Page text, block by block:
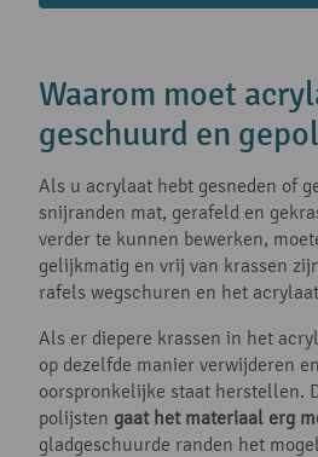
Waarom moet
geschuurd en
Als u acrylaat hebt gesneden of
snijranden mat, gerafeld en
verder te kunnen bewerken,
gelijkmatig en vrij van krassen
rafels wegschuren en het
Als er diepere krassen in het
op dezelfde manier verwijderen
oorspronkelijke staat herstellen.
polijsten gaat het materiaal erg
gladgeschuurde randen het